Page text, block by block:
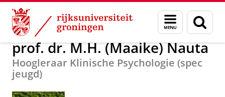
Skip
Content
Skip
Navigation
Menu
en
zoeken
Over ons prof. dr. M.H. (Maaike) Nauta
prof. dr. M.H. (Maaike) Nauta
Hoogleraar Klinische Psychologie (spec
jeugd)